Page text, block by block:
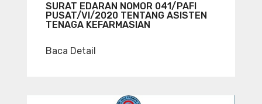
SURAT EDARAN NOMOR 041/PAFI
PUSAT/VI/2020 TENTANG ASISTEN
TENAGA KEFARMASIAN
Baca Detail